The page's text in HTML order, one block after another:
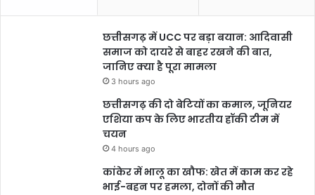
छत्तीसगढ़ में UCC पर बड़ा बयान: आदिवासी
समाज को दायरे से बाहर रखने की बात,
जानिए क्या है पूरा मामला
3 hours ago
छत्तीसगढ़ की दो बेटियों का कमाल, जूनियर
एशिया कप के लिए भारतीय हॉकी टीम में
चयन
4 hours ago
कांकेर में भालू का खौफ: खेत में काम कर रहे
भाई-बहन पर हमला, दोनों की मौत